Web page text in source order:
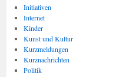
Initiativen
Internet
Kinder
Kunst und Kultur
Kurzmeldungen
Kurznachrichten
Politik